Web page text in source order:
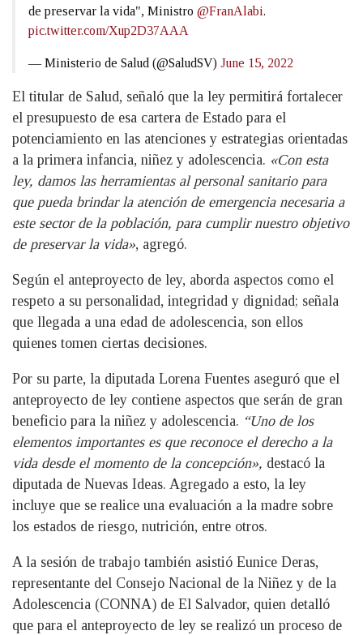
de preservar la vida", Ministro @FranAlabi.
pic.twitter.com/Xup2D37AAA
— Ministerio de Salud (@SaludSV) June 15, 2022
El titular de Salud, señaló que la ley permitirá fortalecer
el presupuesto de esa cartera de Estado para el
potenciamiento en las atenciones y estrategias orientadas
a la primera infancia, niñez y adolescencia. «Con esta
ley, damos las herramientas al personal sanitario para
que pueda brindar la atención de emergencia necesaria a
este sector de la población, para cumplir nuestro objetivo
de preservar la vida», agregó.
Según el anteproyecto de ley, aborda aspectos como el
respeto a su personalidad, integridad y dignidad; señala
que llegada a una edad de adolescencia, son ellos
quienes tomen ciertas decisiones.
Por su parte, la diputada Lorena Fuentes aseguró que el
anteproyecto de ley contiene aspectos que serán de gran
beneficio para la niñez y adolescencia. “Uno de los
elementos importantes es que reconoce el derecho a la
vida desde el momento de la concepción», destacó la
diputada de Nuevas Ideas. Agregado a esto, la ley
incluye que se realice una evaluación a la madre sobre
los estados de riesgo, nutrición, entre otros.
A la sesión de trabajo también asistió Eunice Deras,
representante del Consejo Nacional de la Niñez y de la
Adolescencia (CONNA) de El Salvador, quien detalló
que para el anteproyecto de ley se realizó un proceso de